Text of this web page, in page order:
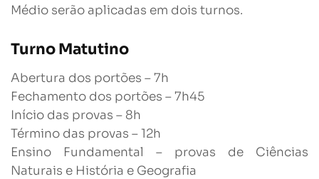
Médio serão aplicadas em dois turnos.
Turno Matutino
Abertura dos portões – 7h
Fechamento dos portões – 7h45
Início das provas – 8h
Término das provas – 12h
Ensino Fundamental – provas de Ciências
Naturais e História e Geografia